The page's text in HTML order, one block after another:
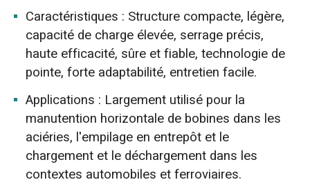
Caractéristiques : Structure compacte, légère,
capacité de charge élevée, serrage précis,
haute efficacité, sûre et fiable, technologie de
pointe, forte adaptabilité, entretien facile.
Applications : Largement utilisé pour la
manutention horizontale de bobines dans les
aciéries, l'empilage en entrepôt et le
chargement et le déchargement dans les
contextes automobiles et ferroviaires.